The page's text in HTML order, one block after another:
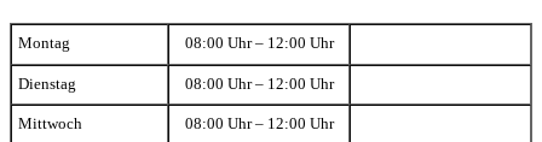
Montag 08:00 Uhr – 12:00 Uhr
Dienstag 08:00 Uhr – 12:00 Uhr
Mittwoch 08:00 Uhr – 12:00 Uhr